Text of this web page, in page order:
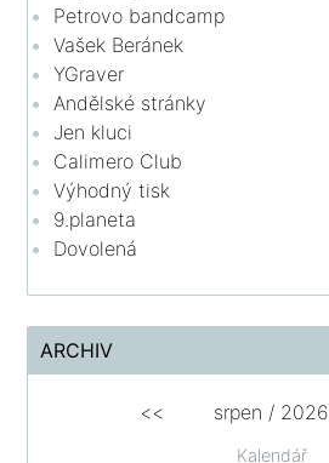
Petrovo bandcamp
Vašek Beránek
YGraver
Andělské stránky
Jen kluci
Calimero Club
Výhodný tisk
9.planeta
Dovolená
ARCHIV
Kalendář
<< srpen / 2026